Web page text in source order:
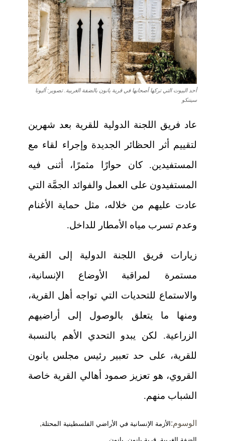
أحد البيوت التي تركها أصحابها في قرية يانون بالضفة الغربية. تصوير: أليونا
سيننكو
عاد فريق اللجنة الدولية للقرية بعد شهرين
لتقييم أثر الحظائر الجديدة وإجراء لقاء مع
المستفيدين. كان حوارًا مثمرًا، أثنى فيه
المستفيدون على العمل والفوائد الجمَّة التي
عادت عليهم من خلاله، مثل حماية الأغنام
وعدم تسرب مياه الأمطار للداخل.
زيارات فريق اللجنة الدولية إلى القرية
مستمرة لمراقبة الأوضاع الإنسانية،
والاستماع للتحديات التي تواجه أهل القرية،
ومنها ما يتعلق بالوصول إلى أراضيهم
الزراعية. لكن يبدو التحدي الأهم بالنسبة
للقرية، على حد تعبير رئيس مجلس يانون
القروي، هو تعزيز صمود أهالي القرية خاصة
الشباب منهم.
الوسوم: الأزمة الإنسانية في الأراضي الفلسطينية المحتلة,